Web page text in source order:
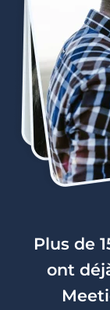
3 minutes
Rencontre
Plus de
ont